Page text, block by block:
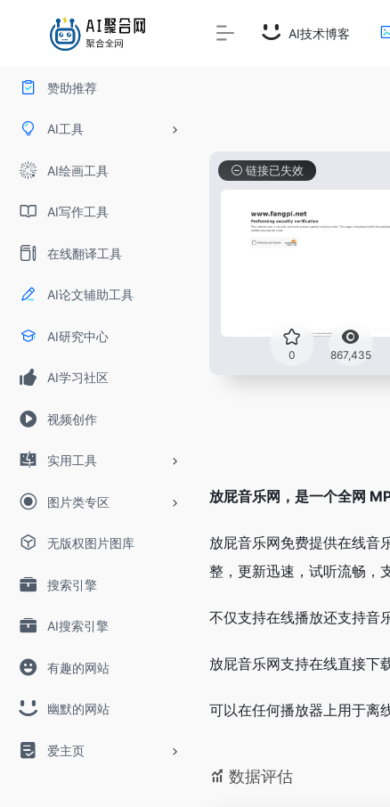
赞助推荐
AI工具
AI绘画工具
AI写作工具
在线翻译工具
AI论文辅助工具
AI研究中心
AI学习社区
视频创作
实用工具
图片类专区
无版权图片图库
搜索引擎
AI搜索引擎
有趣的网站
幽默的网站
爱主页
AI技术博客
0 867,435
链接已失效
放屁音乐网，是一个全网
放屁音乐网免费提供在线音
整，更新迅速，试听流畅，
不仅支持在线播放还支持音
放屁音乐网支持在线直接下
可以在任何播放器上用于离
数据评估